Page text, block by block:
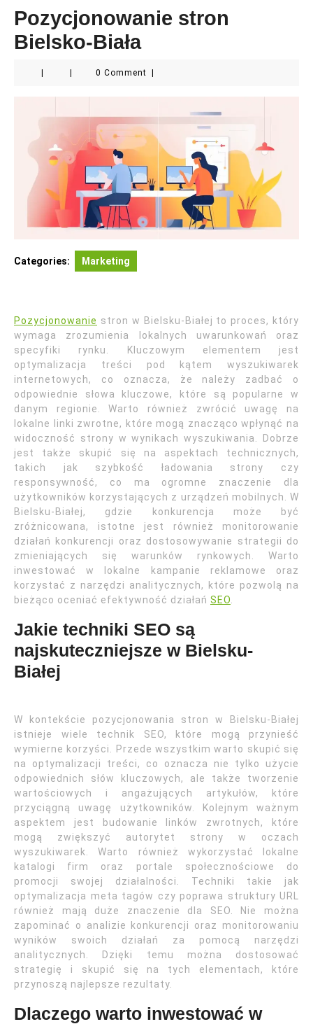
Pozycjonowanie stron
Bielsko-Biała
0 Comment
Categories: Marketing
Pozycjonowanie stron w Bielsku-Białej to proces, który
wymaga zrozumienia lokalnych uwarunkowań oraz
specyfiki rynku. Kluczowym elementem jest
optymalizacja treści pod kątem wyszukiwarek
internetowych, co oznacza, że należy zadbać o
odpowiednie słowa kluczowe, które są popularne w
danym regionie. Warto również zwrócić uwagę na
lokalne linki zwrotne, które mogą znacząco wpłynąć na
widoczność strony w wynikach wyszukiwania. Dobrze
jest także skupić się na aspektach technicznych,
takich jak szybkość ładowania strony czy
responsywność, co ma ogromne znaczenie dla
użytkowników korzystających z urządzeń mobilnych. W
Bielsku-Białej, gdzie konkurencja może być
zróżnicowana, istotne jest również monitorowanie
działań konkurencji oraz dostosowywanie strategii do
zmieniających się warunków rynkowych. Warto
inwestować w lokalne kampanie reklamowe oraz
korzystać z narzędzi analitycznych, które pozwolą na
bieżąco oceniać efektywność działań SEO
Jakie techniki SEO są
najskuteczniejsze w Bielsku-
Białej
W kontekście pozycjonowania stron w Bielsku-Białej
istnieje wiele technik SEO, które mogą przynieść
wymierne korzyści. Przede wszystkim warto skupić się
na optymalizacji treści, co oznacza nie tylko użycie
odpowiednich słów kluczowych, ale także tworzenie
wartościowych i angażujących artykułów, które
przyciągną uwagę użytkowników. Kolejnym ważnym
aspektem jest budowanie linków zwrotnych, które
mogą zwiększyć autorytet strony w oczach
wyszukiwarek. Warto również wykorzystać lokalne
katalogi firm oraz portale społecznościowe do
promocji swojej działalności. Techniki takie jak
optymalizacja meta tagów czy poprawa struktury URL
również mają duże znaczenie dla SEO. Nie można
zapominać o analizie konkurencji oraz monitorowaniu
wyników swoich działań za pomocą narzędzi
analitycznych. Dzięki temu można dostosować
strategię i skupić się na tych elementach, które
przynoszą najlepsze rezultaty.
Dlaczego warto inwestować w